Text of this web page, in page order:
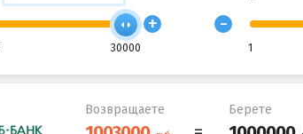
30000
+ -
1
Возвращаете Берете